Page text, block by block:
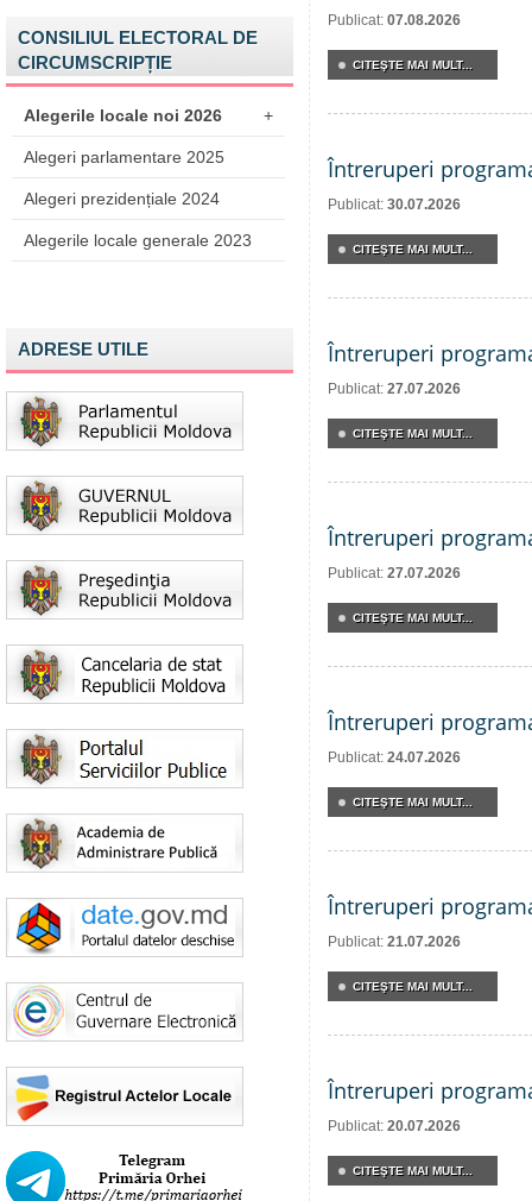
CONSILIUL ELECTORAL DE
CIRCUMSCRIPȚIE
Alegerile locale noi 2026 +
Alegeri parlamentare 2025
Alegeri prezidențiale 2024
Alegerile locale generale 2023
ADRESE UTILE
Publicat: 07.08.2026
CITEŞTE MAI MULT...
Întreruperi
Publicat: 30.07.2026
CITEŞTE MAI MULT...
Întreruperi
Publicat: 27.07.2026
CITEŞTE MAI MULT...
Întreruperi
Publicat: 27.07.2026
CITEŞTE MAI MULT...
Întreruperi
Publicat: 24.07.2026
CITEŞTE MAI MULT...
Întreruperi
Publicat: 21.07.2026
CITEŞTE MAI MULT...
Întreruperi
Publicat: 20.07.2026
CITEŞTE MAI MULT...